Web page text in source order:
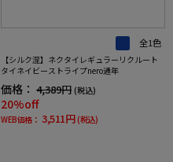
全1色
【シルク混】ネクタイレギュラーリクルート
タイネイビーストライプnero通年
価格： 4,389円 (税込)
20%off
WEB価格： 3,511円 (税込)